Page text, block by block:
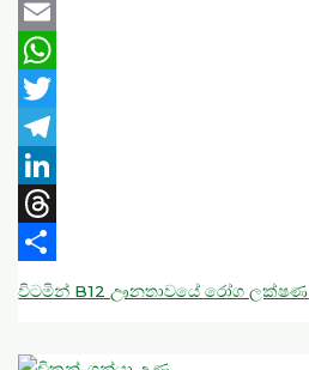
Facebook
Email
WhatsApp
Twitter
Telegram
LinkedIn
Threads
Share
විටමින් B12 ඌනතාවයේ රෝග ලක්ෂණ